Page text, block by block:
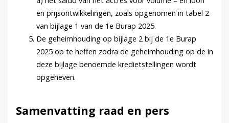
en prijsontwikkelingen, zoals opgenomen in tabel 2
van bijlage 1 van de 1e Burap 2025.
De geheimhouding op bijlage 2 bij de 1e Burap
2025 op te heffen zodra de geheimhouding op de in
deze bijlage benoemde kredietstellingen wordt
opgeheven.
Samenvatting raad en pers